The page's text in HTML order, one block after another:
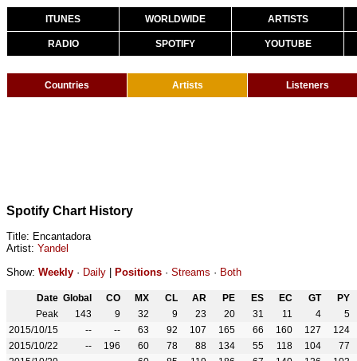
ITUNES WORLDWIDE ARTISTS
RADIO SPOTIFY YOUTUBE
Countries Artists Listeners
Spotify Chart History
Title: Encantadora
Artist: Yandel
Show: Weekly · Daily Positions · Streams · Both
Date Global CO MX CL AR PE ES EC GT
PY
Peak
143 9 32 9 23 20 31 11 4
5
2015/10/15
-- -- 63 92 107 165 66 160 127
124
2015/10/22
-- 196 60 78 88 134 55 118 104
77